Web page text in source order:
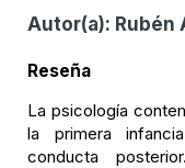
Autor(a): Rubén
Reseña
La psicología
la primera
conducta